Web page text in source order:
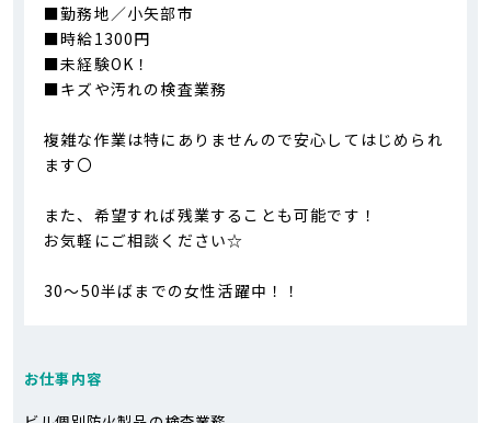
■勤務地／小矢部市
■時給1300円
■未経験OK！
■キズや汚れの検査業務
複雑な作業は特にありませんので安心してはじめられ
ます〇
また、希望すれば残業することも可能です！
お気軽にご相談ください☆
30～50半ばまでの女性活躍中！！
お仕事内容